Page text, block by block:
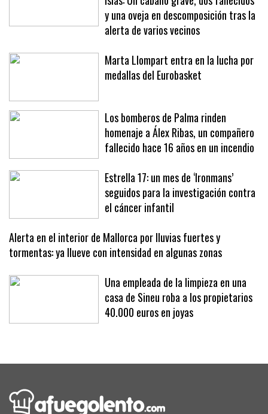
Aumenta el maltrato animal en las
Islas: Un caballo grave, dos fallecidos
y una oveja en descomposición tras la
alerta de varios vecinos
Marta Llompart entra en la lucha por
Los bomberos de Palma rinden
homenaje a Álex Ribas, un compañero
fallecido hace 16 años en un incendio
Estrella 17: un mes de ‘Ironmans’
seguidos para la investigación contra
el cáncer infantil
Alerta en el interior de Mallorca por lluvias fuertes y
tormentas: ya llueve con intensidad en algunas zonas
Una empleada de la limpieza en una
casa de Sineu roba a los propietarios